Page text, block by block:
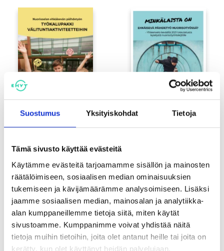
Suostumus Yksityiskohdat Tietoja
Tämä sivusto käyttää evästeitä
Käytämme evästeitä tarjoamamme sisällön ja mainosten
räätälöimiseen, sosiaalisen median ominaisuuksien
tukemiseen ja kävijämäärämme analysoimiseen. Lisäksi
jaamme sosiaalisen median, mainosalan ja analytiikka-
alan kumppaneillemme tietoja siitä, miten käytät
sivustoamme. Kumppanimme voivat yhdistää näitä
tietoja muihin tietoihin, joita olet antanut heille tai joita on
kerätty, kun olet käyttänyt heidän palvelujaan.
välituntiaktiviteetteihin
toteutetusta kyselystä
nuorisotyöntekijöille